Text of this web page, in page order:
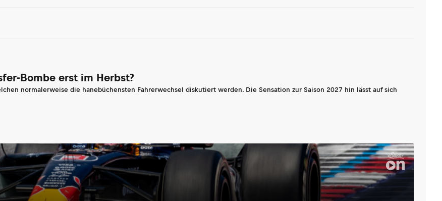
Bombe erst im Herbst?
normalerweise die hanebüchensten Fahrerwechsel diskutiert werden. Die Sensation zur Saison 2027 hin lässt auf sich